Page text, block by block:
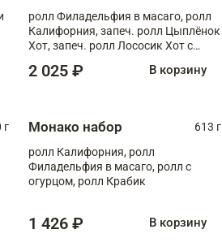
ролл Филадельфия в масаго, ролл
Калифорния, запеч. ролл Цыплёнок
Хот, запеч. ролл Лососик Хот с
2 025 ₽ В корзину
г
Монако набор
613 г
ролл Калифорния, ролл
Филадельфия в масаго, ролл с
огурцом, ролл Крабик
1 426 ₽ В корзину